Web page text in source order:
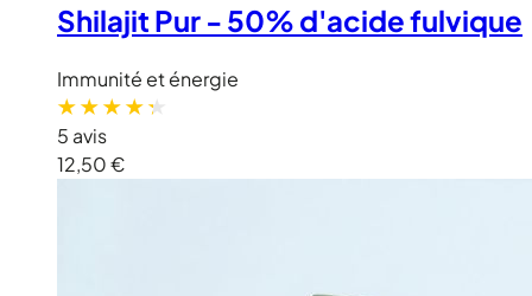
Shilajit Pur - 50% d'acide fulvique
Immunité et énergie
5 avis
12,50 €